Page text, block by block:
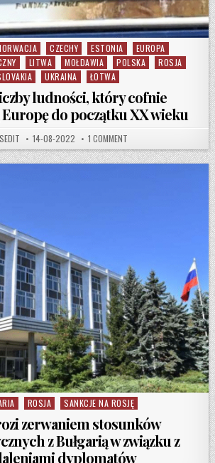
CZECHY ESTONIA
EUROPA
LITWA MOŁDAWIA POLSKA
ROSJA
UKRAINA ŁOTWA
ludności, który cofnie
do początku XX wieku
PUBLISHED DATE:
14-08-2022 1 COMMENT ON SPADEK LICZBY
in ROSJA SANKCJE NA ROSJĘ
zerwaniem stosunków
z Bułgarią w związku z
dyplomatów